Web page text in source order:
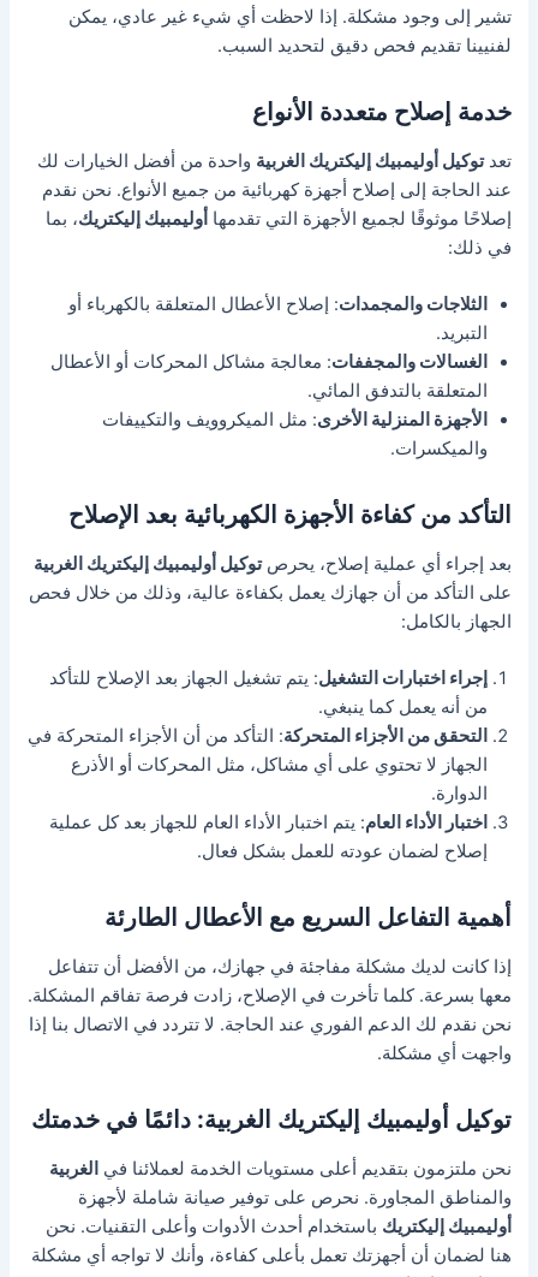
تشير إلى وجود مشكلة. إذا لاحظت أي شيء غير عادي، يمكن
لفنيينا تقديم فحص دقيق لتحديد السبب.
خدمة إصلاح متعددة الأنواع
تعدتوكيل أوليمبيك إليكتريك الغربية واحدة من أفضل الخيارات لك
عند الحاجة إلى إصلاح أجهزة كهربائية من جميع الأنواع. نحن نقدم
إصلاحًا موثوقًا لجميع الأجهزة التي تقدمها أوليمبيك إليكتريك، بما
في ذلك:
الثلاجات والمجمدات: إصلاح الأعطال المتعلقة بالكهرباء أو
التبريد.
الغسالات والمجففات: معالجة مشاكل المحركات أو الأعطال
المتعلقة بالتدفق المائي.
الأجهزة المنزلية الأخرى: مثل الميكروويف والتكييفات
والميكسرات.
التأكد من كفاءة الأجهزة الكهربائية بعد الإصلاح
بعد إجراء أي عملية إصلاح، يحرصتوكيل أوليمبيك إليكتريك الغربية
على التأكد من أن جهازك يعمل بكفاءة عالية، وذلك من خلال فحص
الجهاز بالكامل:
إجراء اختبارات التشغيل: يتم تشغيل الجهاز بعد الإصلاح للتأكد
من أنه يعمل كما ينبغي.
التحقق من الأجزاء المتحركة: التأكد من أن الأجزاء المتحركة في
الجهاز لا تحتوي على أي مشاكل، مثل المحركات أو الأذرع
الدوارة.
اختبار الأداء العام: يتم اختبار الأداء العام للجهاز بعد كل عملية
إصلاح لضمان عودته للعمل بشكل فعال.
أهمية التفاعل السريع مع الأعطال الطارئة
إذا كانت لديك مشكلة مفاجئة في جهازك، من الأفضل أن تتفاعل
معها بسرعة. كلما تأخرت في الإصلاح، زادت فرصة تفاقم المشكلة.
نحن نقدم لك الدعم الفوري عند الحاجة. لا تتردد في الاتصال بنا إذا
واجهت أي مشكلة.
توكيل أوليمبيك إليكتريك الغربية: دائمًا في خدمتك
نحن ملتزمون بتقديم أعلى مستويات الخدمة لعملائنا في الغربية
والمناطق المجاورة. نحرص على توفير صيانة شاملة لأجهزة
أوليمبيك إليكتريك باستخدام أحدث الأدوات وأعلى التقنيات. نحن
هنا لضمان أن أجهزتك تعمل بأعلى كفاءة، وأنك لا تواجه أي مشكلة